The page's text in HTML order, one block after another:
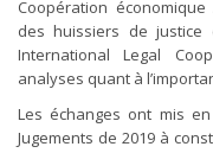
Coopération
des huissiers de
International Legal
analyses quant à
Les échanges ont mis
Jugements de 2019 à